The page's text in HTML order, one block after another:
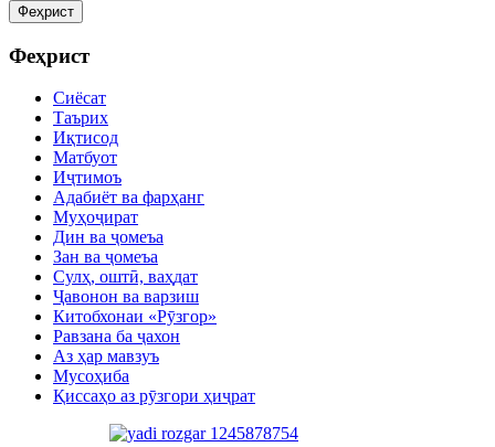
Феҳрист
Феҳрист
Сиёсат
Таърих
Иқтисод
Матбуот
Иҷтимоъ
Адабиёт ва фарҳанг
Муҳоҷират
Дин ва ҷомеъа
Зан ва ҷомеъа
Сулҳ, оштӣ, ваҳдат
Ҷавонон ва варзиш
Китобхонаи «Рӯзгор»
Равзана ба ҷахон
Аз ҳар мавзуъ
Мусоҳиба
Қиссаҳо аз рӯзгори ҳиҷрат